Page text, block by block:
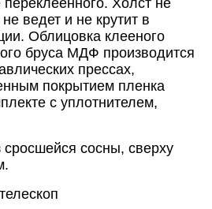
ведет и не крутит в
Облицовка клееного
бруса МДФ производится
прессах,
покрытием пленка
с уплотнителем,
сросшейся сосны, сверху